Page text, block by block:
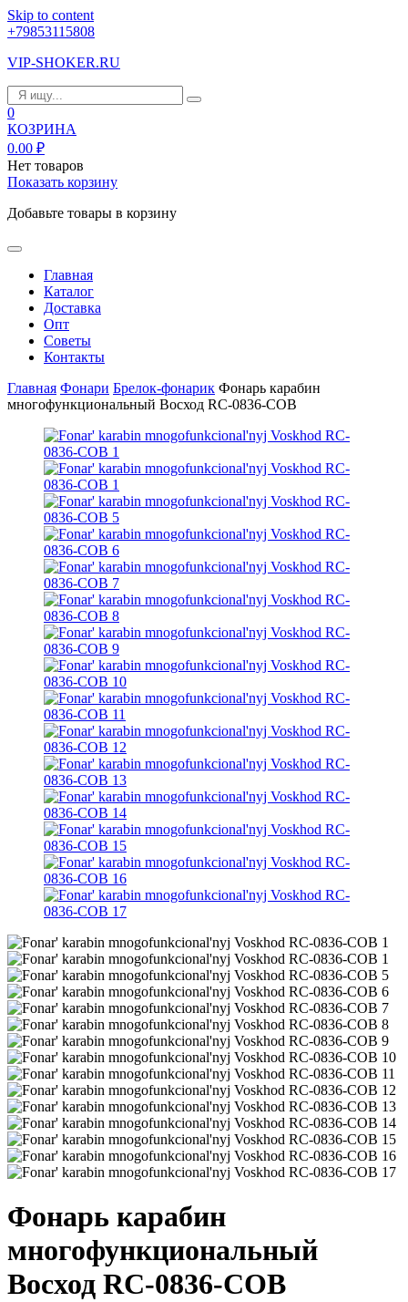
Skip to content
+79853115808
VIP-SHOKER.RU
0
КОЗРИНА
0.00 ₽
Нет товаров
Показать корзину
Добавьте товары в корзину
Главная
Каталог
Доставка
Опт
Советы
Контакты
Главная Фонари Брелок-фонарик Фонарь карабин
многофункциональный Восход RC-0836-COB
Фонарь карабин
многофункциональный
Восход RC-0836-COB